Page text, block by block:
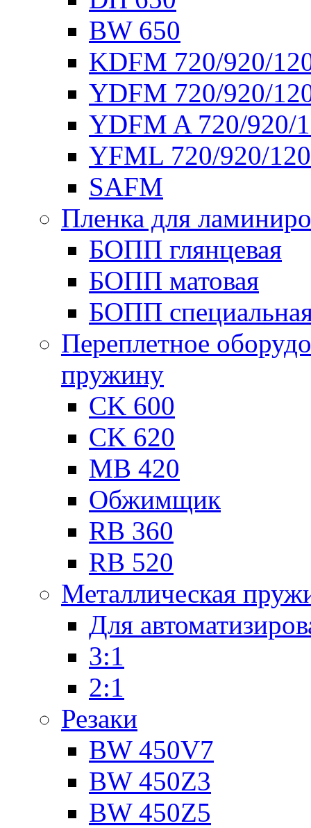
BW 650
KDFM 720/920/
YDFM 720/920/
YDFM A 720/920/
YFML 720/920/
SAFM
Пленка для
БОПП глянцевая
БОПП матовая
БОПП
Переплетное
пружину
CK 600
CK 620
MB 420
Обжимщик
RB 360
RB 520
Металлическая
Для
3:1
2:1
Резаки
BW 450V7
BW 450Z3
BW 450Z5